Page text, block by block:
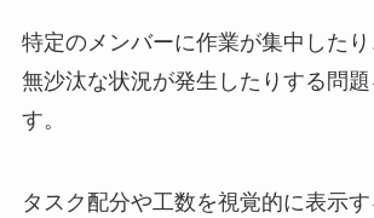
特定のメンバーに作業が集中した
無沙汰な状況が発生したりする問題
す。
タスク配分や工数を視覚的に表示